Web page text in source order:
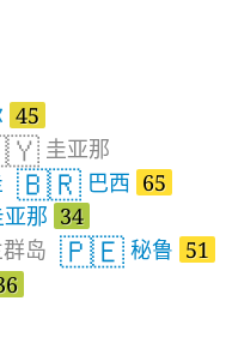
45
圭亚那
🇧🇷 巴西 65
那 34
岛 🇵🇪 秘鲁 51